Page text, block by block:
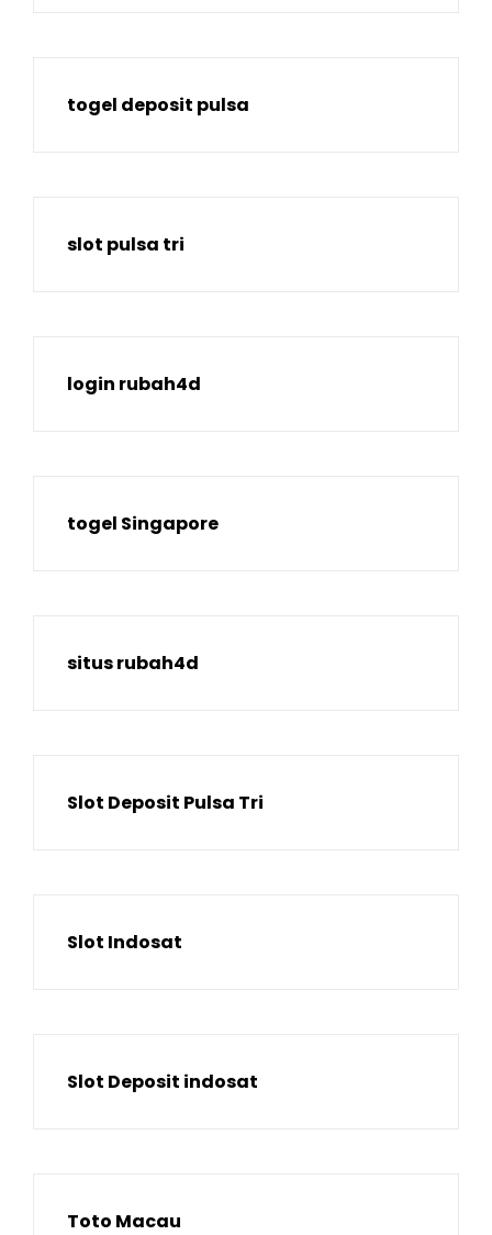
togel deposit pulsa
slot pulsa tri
login rubah4d
togel Singapore
situs rubah4d
Slot Deposit Pulsa Tri
Slot Indosat
Slot Deposit indosat
Toto Macau